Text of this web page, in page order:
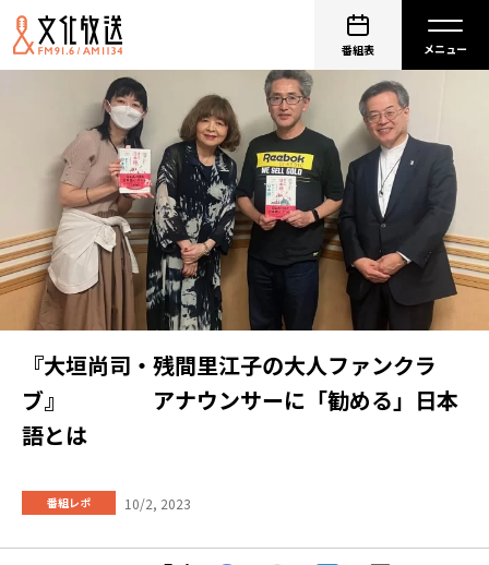
番組表
『大垣尚司・残間里江子の大人ファンクラ
ブ』 アナウンサーに「勧める」日本
語とは
番組レポ 10/2, 2023